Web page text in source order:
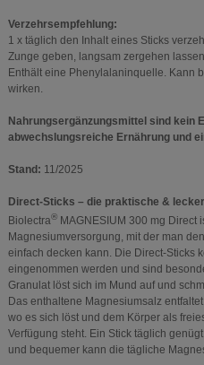
Verzehrsempfehlung:
1 x täglich den Inhalt eines Sticks
Zunge geben, langsam zergehen
Enthält eine Phenylalaninquelle. Kann
wirken.
Nahrungsergänzungsmittel sind kein
abwechslungsreiche Ernährung und
Stand: 11/2025
Direct-Sticks – die praktische &
Biolectra®MAGNESIUM 300 mg Direct
Magnesiumversorgung, mit der man
einfach decken kann. Die Direct-Sticks
eingenommen werden und sind
Granulat löst sich im Mund auf und
Das enthaltene Magnesiumsalz
wo es sich löst und dem Körper als
Verfügung steht. Ein Stick täglich
und bequemer kann die tägliche